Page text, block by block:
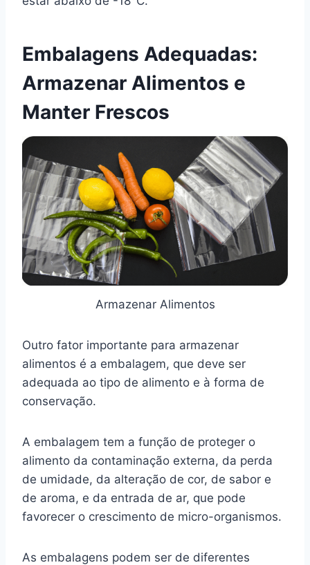
Embalagens Adequadas:
Armazenar Alimentos e
Manter Frescos
Armazenar Alimentos
Outro fator importante para armazenar
alimentos é a embalagem, que deve ser
adequada ao tipo de alimento e à forma de
conservação.
A embalagem tem a função de proteger o
alimento da contaminação externa, da perda
de umidade, da alteração de cor, de sabor e
de aroma, e da entrada de ar, que pode
favorecer o crescimento de micro-organismos.
As embalagens podem ser de diferentes